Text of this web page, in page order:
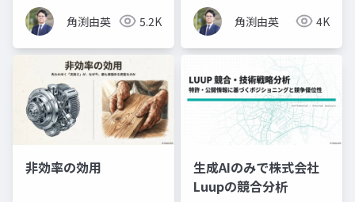
角渕由英 5.2K 角渕由英 4K
非効率の効用
生成AIのみで株式会社
Luupの競合分析